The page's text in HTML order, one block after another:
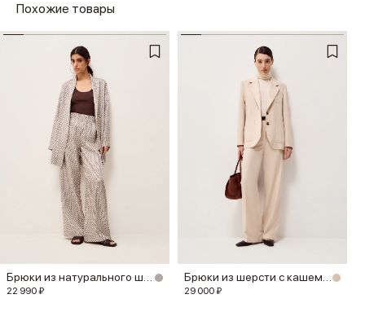
Похожие товары
22 990 ₽ 29 000 ₽